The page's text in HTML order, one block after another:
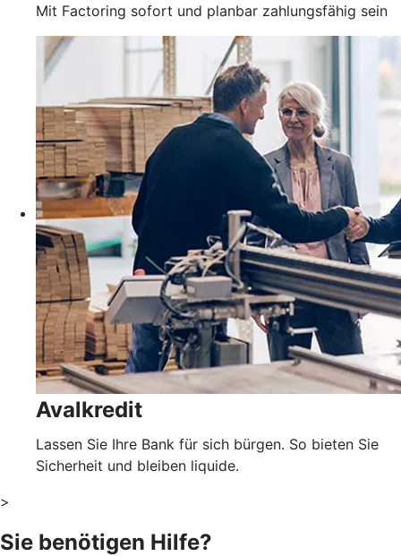
Mit Factoring sofort und planbar zahlungsfähig sein
Avalkredit
Lassen Sie Ihre Bank für sich bürgen. So bieten Sie
Sicherheit und bleiben liquide.
>
Sie benötigen Hilfe?